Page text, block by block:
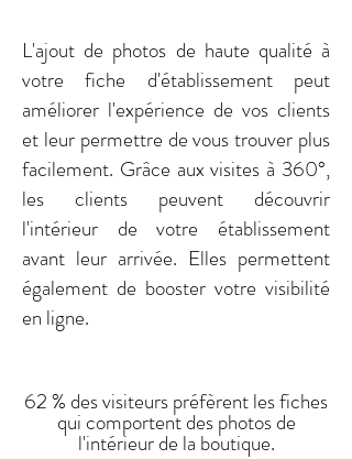
L'ajout de photos de haute qualité à
votre fiche d'établissement peut
améliorer l'expérience de vos clients
et leur permettre de vous trouver plus
facilement. Grâce aux visites à 360°,
les clients peuvent découvrir
l'intérieur de votre établissement
avant leur arrivée. Elles permettent
également de booster votre visibilité
en ligne.
62 % des visiteurs préfèrent les fiches
qui comportent des photos de
l'intérieur de la boutique.